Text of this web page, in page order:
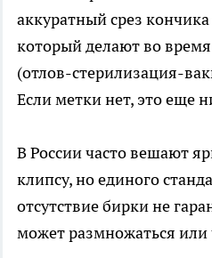
аккуратный срез
который делают во
(отлов-стерилизация-
Если метки нет, это еще
В России часто вешают
клипсу, но единого
отсутствие бирки не
может размножаться или